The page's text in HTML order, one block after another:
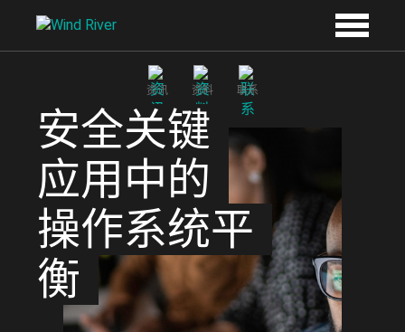
资讯 资料 联系
安全关键
应用中的
操作系统平
衡